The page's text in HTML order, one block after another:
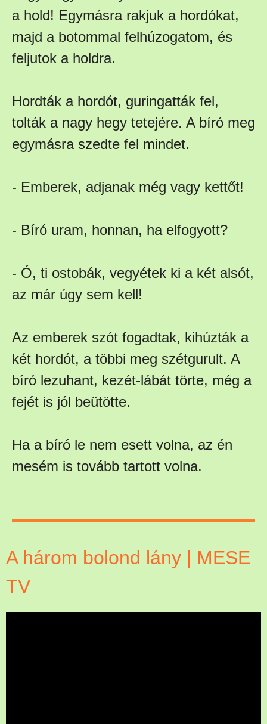
a hold! Egymásra rakjuk a hordókat,
majd a botommal felhúzogatom, és
feljutok a holdra.
Hordták a hordót, guringatták fel,
tolták a nagy hegy tetejére. A bíró meg
egymásra szedte fel mindet.
- Emberek, adjanak még vagy kettőt!
- Bíró uram, honnan, ha elfogyott?
- Ó, ti ostobák, vegyétek ki a két alsót,
az már úgy sem kell!
Az emberek szót fogadtak, kihúzták a
két hordót, a többi meg szétgurult. A
bíró lezuhant, kezét-lábát törte, még a
fejét is jól beütötte.
Ha a bíró le nem esett volna, az én
mesém is tovább tartott volna.
A három bolond lány | MESE
TV